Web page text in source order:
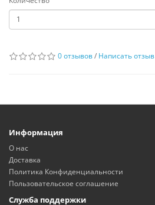
0 отзывов/ Написать отзыв
Информация
О нас
Доставка
Политика Конфиденциальности
Пользовательское соглашение
Служба поддержки